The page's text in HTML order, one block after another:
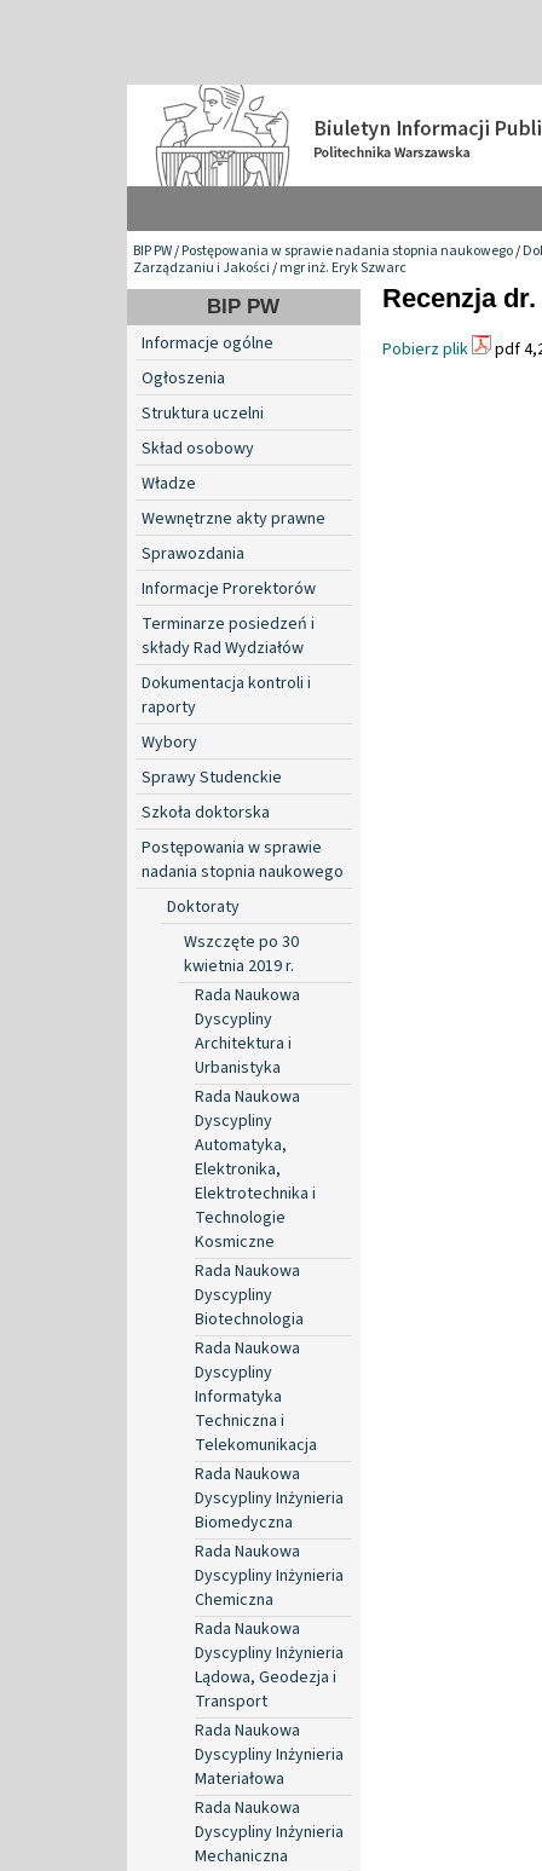
BIP PW/Postępowania w sprawie nadania stopnia naukowego/
Zarządzaniu i Jakości/mgr inż. Eryk Szwarc
BIP PW
Informacje ogólne
Ogłoszenia
Struktura uczelni
Skład osobowy
Władze
Wewnętrzne akty prawne
Sprawozdania
Informacje Prorektorów
Terminarze posiedzeń i
składy Rad Wydziałów
Dokumentacja kontroli i
raporty
Wybory
Sprawy Studenckie
Szkoła doktorska
Postępowania w sprawie
nadania stopnia naukowego
Doktoraty
Wszczęte po 30
kwietnia 2019 r.
Rada Naukowa
Dyscypliny
Architektura i
Urbanistyka
Rada Naukowa
Dyscypliny
Automatyka,
Elektronika,
Elektrotechnika i
Technologie
Kosmiczne
Rada Naukowa
Dyscypliny
Biotechnologia
Rada Naukowa
Dyscypliny
Informatyka
Techniczna i
Telekomunikacja
Rada Naukowa
Dyscypliny Inżynieria
Biomedyczna
Rada Naukowa
Dyscypliny Inżynieria
Chemiczna
Rada Naukowa
Dyscypliny Inżynieria
Lądowa, Geodezja i
Transport
Rada Naukowa
Dyscypliny Inżynieria
Materiałowa
Rada Naukowa
Dyscypliny Inżynieria
Mechaniczna
Recenzja
Pobierz plik pdf